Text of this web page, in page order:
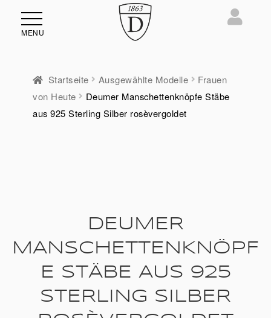
MENU
Startseite Ausgewählte Modelle
Frauen
von Heute
Deumer Manschettenknöpfe Stäbe
aus 925 Sterling Silber rosèvergoldet
DEUMER
MANSCHETTENKNÖPF
E STÄBE AUS 925
STERLING SILBER